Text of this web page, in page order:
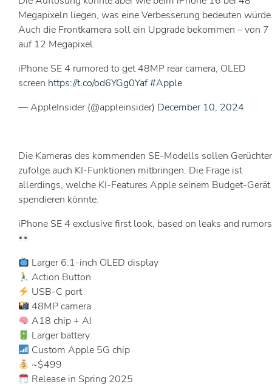
Megapixeln liegen, was eine Verbesserung bedeuten
Auch die Frontkamera soll ein Upgrade bekommen – von 7
auf 12 Megapixel.
iPhone SE 4 rumored to get 48MP rear camera, OLED
screen https://t.co/od6YGg0Yaf#Apple
— AppleInsider (@appleinsider) December 10, 2024
Die Kameras des kommenden SE-Modells sollen
zufolge auch KI-Funktionen mitbringen. Die Frage ist
allerdings, welche KI-Features Apple seinem Budget-Gerät
spendieren könnte.
iPhone SE 4 exclusive first look, based on leaks and
Larger 6.1-inch OLED display
Action Button
USB-C port
48MP camera
A18 chip + AI
Larger battery
Custom Apple 5G chip
~$499
Release in Spring 2025